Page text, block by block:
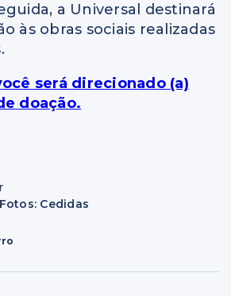
a Universal destinará
às obras sociais realizadas
será direcionado (a)
doação.
Cedidas